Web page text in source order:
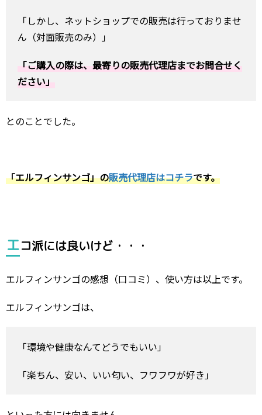
「しかし、ネットショップでの販売は行っておりませ
ん（対面販売のみ）」
「ご購入の際は、最寄りの販売代理店までお問合せく
ださい」
とのことでした。
「エルフィンサンゴ」の販売代理店はコチラです。
エコ派には良いけど・・・
エルフィンサンゴの感想（口コミ）、使い方は以上です。
エルフィンサンゴは、
「環境や健康なんてどうでもいい」
「楽ちん、安い、いい匂い、フワフワが好き」